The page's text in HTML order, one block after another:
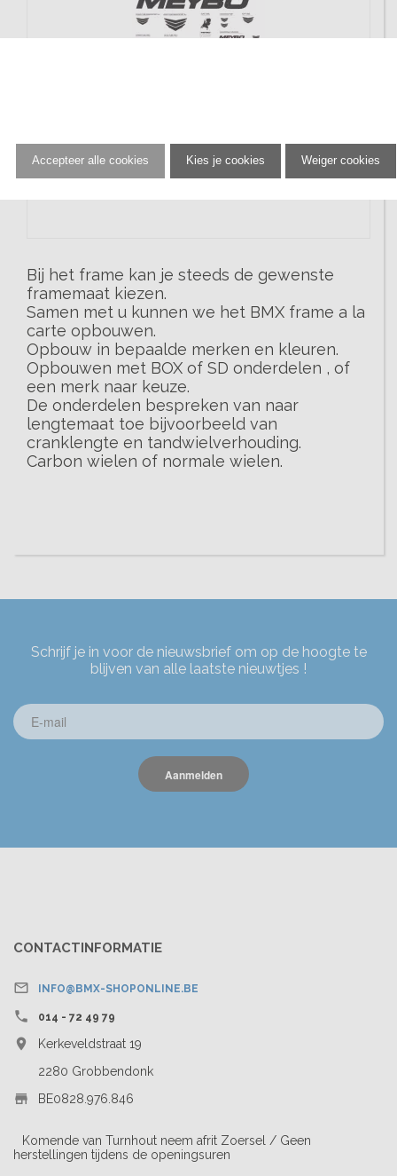
20,00
Prijs per stuk
Bij het frame kan je steeds de gewenste
framemaat kiezen.
Samen met u kunnen we het BMX frame a la
carte opbouwen.
Opbouw in bepaalde merken en kleuren.
Opbouwen met BOX of SD onderdelen , of
een merk naar keuze.
De onderdelen bespreken van naar
lengtemaat toe bijvoorbeeld van
cranklengte en tandwielverhouding.
Carbon wielen of normale wielen.
Schrijf je in voor de nieuwsbrief om op de hoogte te
blijven van alle laatste nieuwtjes !
Aanmelden
CONTACTINFORMATIE
 INFO@BMX-SHOPONLINE.BE
 014 - 72 49 79

Kerkeveldstraat 19
2280 Grobbendonk
 BE0828.976.846
Komende van Turnhout neem afrit Zoersel / Geen
herstellingen tijdens de openingsuren
Accepteer alle cookies Kies je cookies Weiger cookies